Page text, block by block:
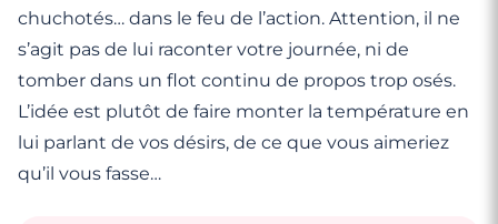
chuchotés… dans le feu de l’action. Attention, il ne
s’agit pas de lui raconter votre journée, ni de
tomber dans un flot continu de propos trop osés.
L’idée est plutôt de faire monter la température en
lui parlant de vos désirs, de ce que vous aimeriez
qu’il vous fasse…